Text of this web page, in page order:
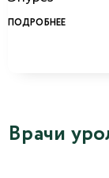
ПОДРОБНЕЕ
Врачи